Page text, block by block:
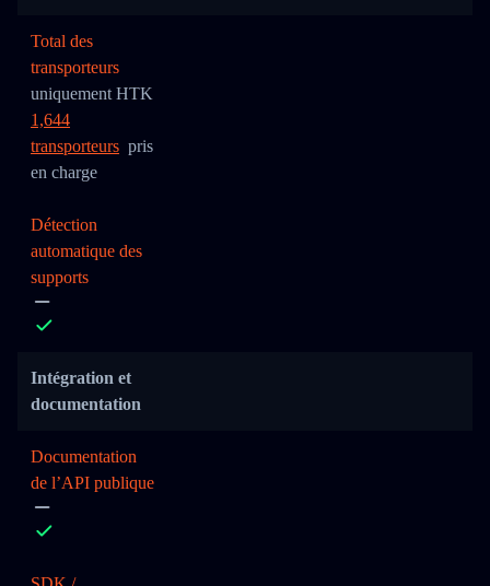
Total des
transporteurs
uniquement HTK
1,644
transporteurs pris
en charge
Détection
automatique des
supports
Intégration et
documentation
Documentation
de l’API publique